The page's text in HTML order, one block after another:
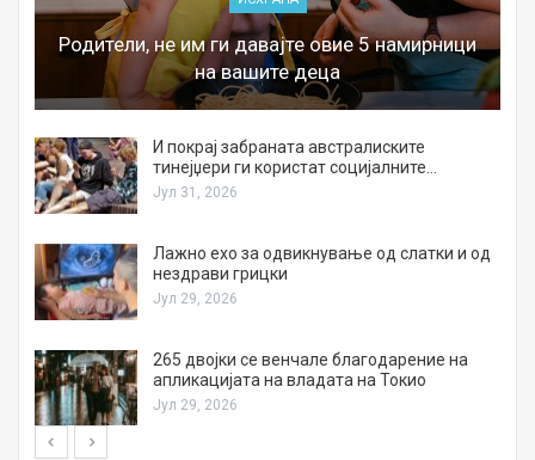
Родители, не им ги давајте овие 5 намирници
на вашите деца
И покрај забраната австралиските
тинејџери ги користат социјалните…
Јул 31, 2026
Лажно ехо за одвикнување од слатки и од
нездрави грицки
Јул 29, 2026
265 двојки се венчале благодарение на
апликацијата на владата на Токио
Јул 29, 2026